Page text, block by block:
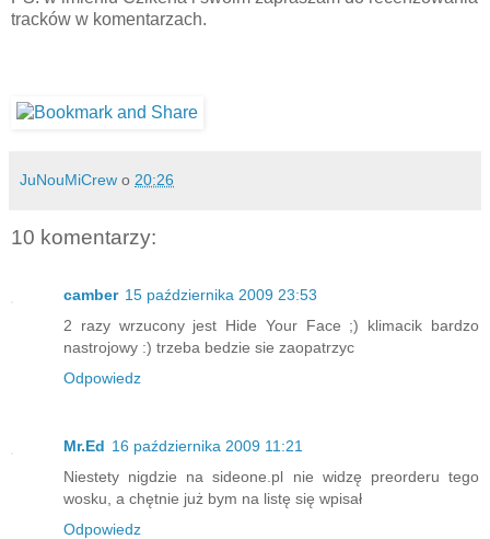
tracków w komentarzach.
JuNouMiCrew o 20:26
10 komentarzy:
camber 15 października 2009 23:53
2 razy wrzucony jest Hide Your Face ;) klimacik bardzo
nastrojowy :) trzeba bedzie sie zaopatrzyc
Odpowiedz
Mr.Ed 16 października 2009 11:21
Niestety nigdzie na sideone.pl nie widzę preorderu tego
wosku, a chętnie już bym na listę się wpisał
Odpowiedz